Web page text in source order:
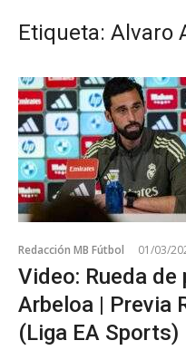
Etiqueta: Alvaro
Redacción MB Fútbol 01/03/
Video: Rueda de
Arbeloa | Previa
(Liga EA Sports)